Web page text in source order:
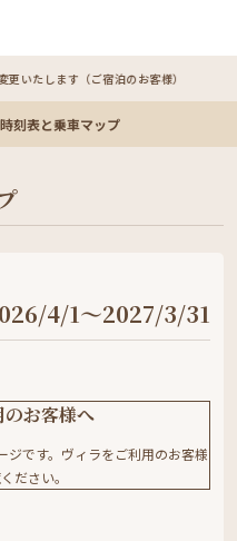
いたします（ご宿泊のお客様）
刻表と乗車マップ
4/1～2027/3/31
のお客様へ
ジです。ヴィラをご利用のお客様
ださい。